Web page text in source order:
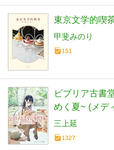
東京文学的喫
甲斐みのり
151
ビブリア古書
めく夏~ (メデ
三上延
1327